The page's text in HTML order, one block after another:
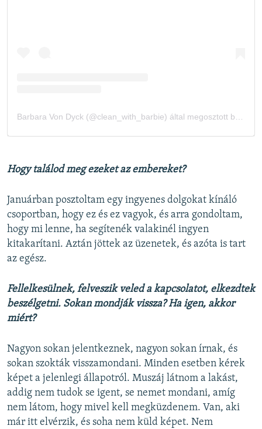
Hogy találod meg ezeket az embereket?
Januárban posztoltam egy ingyenes dolgokat kínáló
csoportban, hogy ez és ez vagyok, és arra gondoltam,
hogy mi lenne, ha segítenék valakinél ingyen
kitakarítani. Aztán jöttek az üzenetek, és azóta is tart
az egész.
Fellelkesülnek, felveszik veled a kapcsolatot, elkezdtek
beszélgetni. Sokan mondják vissza? Ha igen, akkor
miért?
Nagyon sokan jelentkeznek, nagyon sokan írnak, és
sokan szokták visszamondani. Minden esetben kérek
képet a jelenlegi állapotról. Muszáj látnom a lakást,
addig nem tudok se igent, se nemet mondani, amíg
nem látom, hogy mivel kell megküzdenem. Van, aki
már itt elvérzik, és soha nem küld képet. Nem